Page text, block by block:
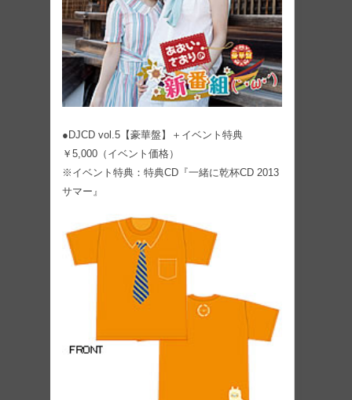
●DJCD vol.5【豪華盤】＋イベント特典
￥5,000（イベント価格）
※イベント特典：特典CD『一緒に乾杯CD 2013
サマー』